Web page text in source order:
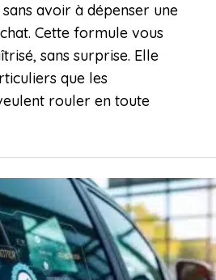
sans avoir à dépenser une
Cette formule vous
sans surprise. Elle
que les
rouler en toute